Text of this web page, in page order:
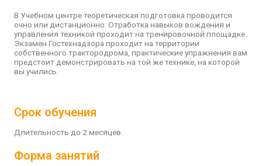
В Учебном центре теоретическая подготовка проводится
очно или дистанционно. Отработка навыков вождения и
управления техникой проходит на тренировочной площадке.
Экзамен Гостехнадзора проходит на территории
собственного трактородрома, практические упражнения вам
предстоит демонстрировать на той же технике, на которой
вы учились.
Срок обучения
Длительность до 2 месяцев.
Форма занятий